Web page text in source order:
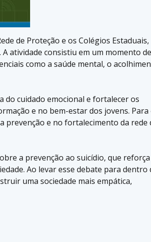
de Proteção e os Colégios Estaduais,
atividade consistiu em um momento de
como a saúde mental, o
cuidado emocional e fortalecer os
e no bem-estar dos jovens. Para
prevenção e no fortalecimento da rede
a prevenção ao suicídio, que
Ao levar esse debate para dentro
uma sociedade mais empática,